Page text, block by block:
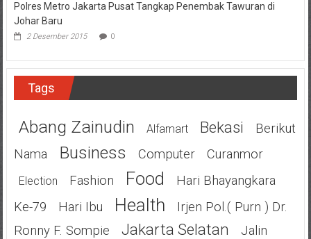
Polres Metro Jakarta Pusat Tangkap Penembak Tawuran di
Johar Baru
2 Desember 2015 0
Tags
Abang Zainudin Alfamart Bekasi
Berikut
Nama
Business Computer Curanmor
Election Fashion Food
Hari Bhayangkara
Ke-79
Hari Ibu Health
Irjen Pol.( Purn ) Dr.
Ronny F. Sompie
Jakarta Selatan
Jalin